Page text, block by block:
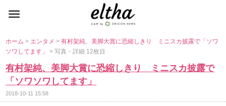
ホーム> エンタメ>有村架純、美脚大賞に恐縮しきり ミニスカ披露で「ソワ
ソワしてます」> 写真・詳細 12枚目
有村架純、美脚大賞に恐縮しきり ミニスカ披露で
「ソワソワしてます」
2018-10-11 15:58